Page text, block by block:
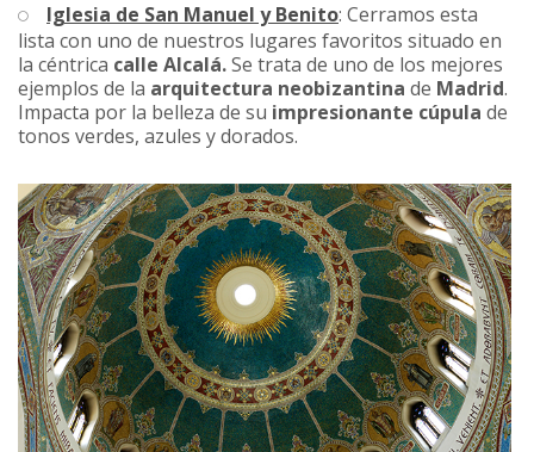
Iglesia de San Manuel y Benito: Cerramos esta
lista con uno de nuestros lugares favoritos situado en
la céntrica calle Alcalá.Se trata de uno de los mejores
ejemplos de la arquitectura neobizantina de Madrid.
Impacta por la belleza de su impresionante cúpula de
tonos verdes, azules y dorados.